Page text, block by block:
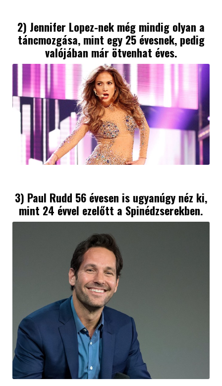
2) Jennifer Lopez-nek még mindig olyan a
táncmozgása, mint egy 25 évesnek, pedig
valójában már ötvenhat éves.
3) Paul Rudd 56 évesen is ugyanúgy néz ki,
mint 24 évvel ezelőtt a Spinédzserekben.